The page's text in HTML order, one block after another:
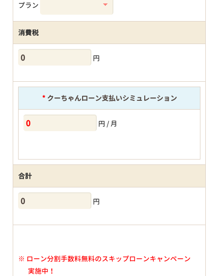
プラン
消費税
円
*クーちゃんローン支払いシミュレーション
円 / 月
合計
円
※ ローン分割手数料無料のスキップローンキャンペーン
実施中！